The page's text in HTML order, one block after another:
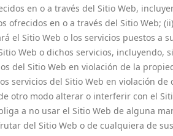
en o a través del Sitio Web,
ofrecidos en o a través del Sitio
el Sitio Web o los servicios puestos
Web o dichos servicios,
del Sitio Web en violación de la
servicios del Sitio Web en violación
otro modo alterar o interferir con el
a no usar el Sitio Web de alguna
del Sitio Web o de cualquiera de